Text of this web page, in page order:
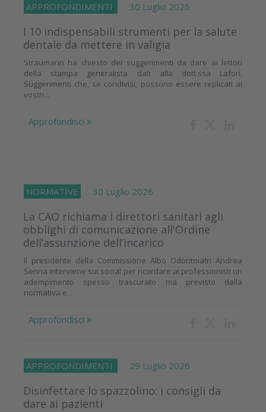
APPROFONDIMENTI 30 Luglio 2026
I 10 indispensabili strumenti per la salute
dentale da mettere in valigia
Straumann ha chiesto dei suggerimenti da dare ai lettori
della stampa generalista dati alla dott.ssa Laforì.
Suggerimenti che, se condivisi, possono essere replicati ai
vostri...
Approfondisci
NORMATIVE 30 Luglio 2026
La CAO richiama i direttori sanitari agli
obblighi di comunicazione all'Ordine
dell’assunzione dell’incarico
Il presidente della Commissione Albo Odontoiatri Andrea
Senna interviene sui social per ricordare ai professionisti un
adempimento spesso trascurato ma previsto dalla
normativa e...
Approfondisci
APPROFONDIMENTI 29 Luglio 2026
Disinfettare lo spazzolino: i consigli da
dare ai pazienti